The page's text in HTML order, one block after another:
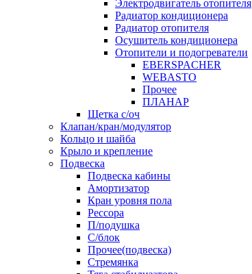
Электродвигатель отопителя
Радиатор кондиционера
Радиатор отопителя
Осушитель кондиционера
Отопители и подогреватели
EBERSPACHER
WEBASTO
Прочее
ПЛАНАР
Щетка с/оч
Клапан/кран/модулятор
Кольцо и шайба
Крыло и крепление
Подвеска
Подвеска кабины
Амортизатор
Кран уровня пола
Рессора
П/подушка
С/блок
Прочее(подвеска)
Стремянка